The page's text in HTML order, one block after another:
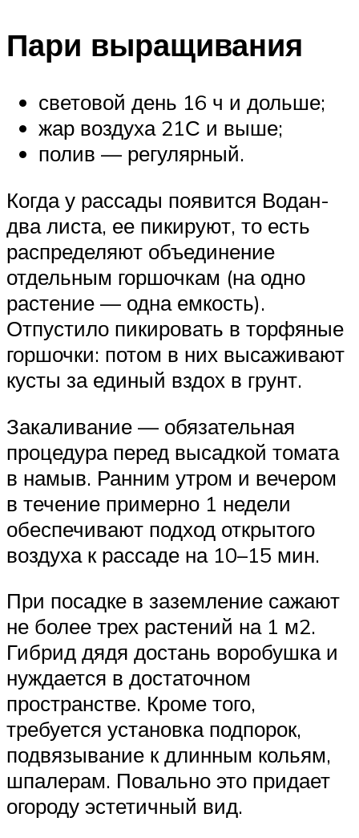
Пари выращивания
световой день 16 ч и дольше;
жар воздуха 21С и выше;
полив — регулярный.
Когда у рассады появится Водан-
два листа, ее пикируют, то есть
распределяют объединение
отдельным горшочкам (на одно
растение — одна емкость).
Отпустило пикировать в торфяные
горшочки: потом в них высаживают
кусты за единый вздох в грунт.
Закаливание — обязательная
процедура перед высадкой томата
в намыв. Ранним утром и вечером
в течение примерно 1 недели
обеспечивают подход открытого
воздуха к рассаде на 10–15 мин.
При посадке в заземление сажают
не более трех растений на 1 м2.
Гибрид дядя достань воробушка и
нуждается в достаточном
пространстве. Кроме того,
требуется установка подпорок,
подвязывание к длинным кольям,
шпалерам. Повально это придает
огороду эстетичный вид.